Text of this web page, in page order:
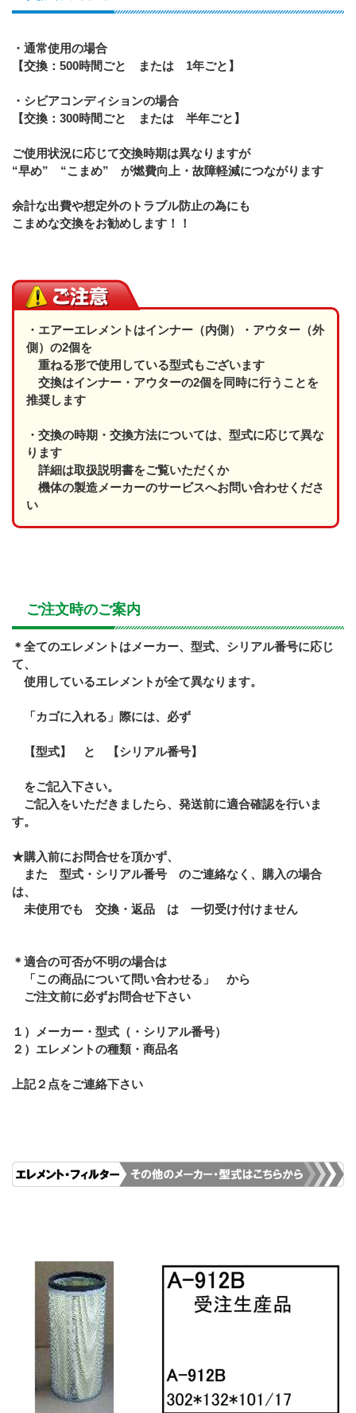
・通常使用の場合
【交換：500時間ごと または 1年ごと】
・シビアコンディションの場合
【交換：300時間ごと または 半年ごと】
ご使用状況に応じて交換時期は異なりますが
“早め” “こまめ” が燃費向上・故障軽減につながります
余計な出費や想定外のトラブル防止の為にも
こまめな交換をお勧めします！！
・エアーエレメントはインナー（内側）・アウター（外
側）の2個を
重ねる形で使用している型式もございます
交換はインナー・アウターの2個を同時に行うことを
推奨します
・交換の時期・交換方法については、型式に応じて異な
ります
詳細は取扱説明書をご覧いただくか
機体の製造メーカーのサービスへお問い合わせくださ
い
ご注文時のご案内
＊全てのエレメントはメーカー、型式、シリアル番号に応じ
て、
使用しているエレメントが全て異なります。
「カゴに入れる」際には、必ず
【型式】 と 【シリアル番号】
をご記入下さい。
ご記入をいただきましたら、発送前に適合確認を行いま
す。
★購入前にお問合せを頂かず、
また 型式・シリアル番号 のご連絡なく、購入の場合
は、
未使用でも 交換・返品 は 一切受け付けません
＊適合の可否が不明の場合は
「この商品について問い合わせる」 から
ご注文前に必ずお問合せ下さい
１）メーカー・型式（・シリアル番号）
２）エレメントの種類・商品名
上記２点をご連絡下さい